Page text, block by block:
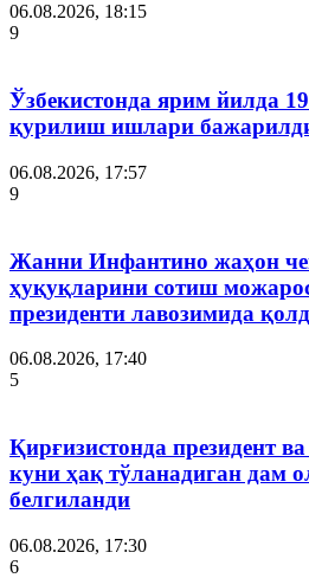
06.08.2026, 18:15
9
Ўзбекистонда ярим йилда
қурилиш ишлари
06.08.2026, 17:57
9
Жанни Инфантино жаҳон
ҳуқуқларини сотиш
президенти лавозимида
06.08.2026, 17:40
5
Қирғизистонда президент
куни ҳақ тўланадиган дам
белгиланди
06.08.2026, 17:30
6